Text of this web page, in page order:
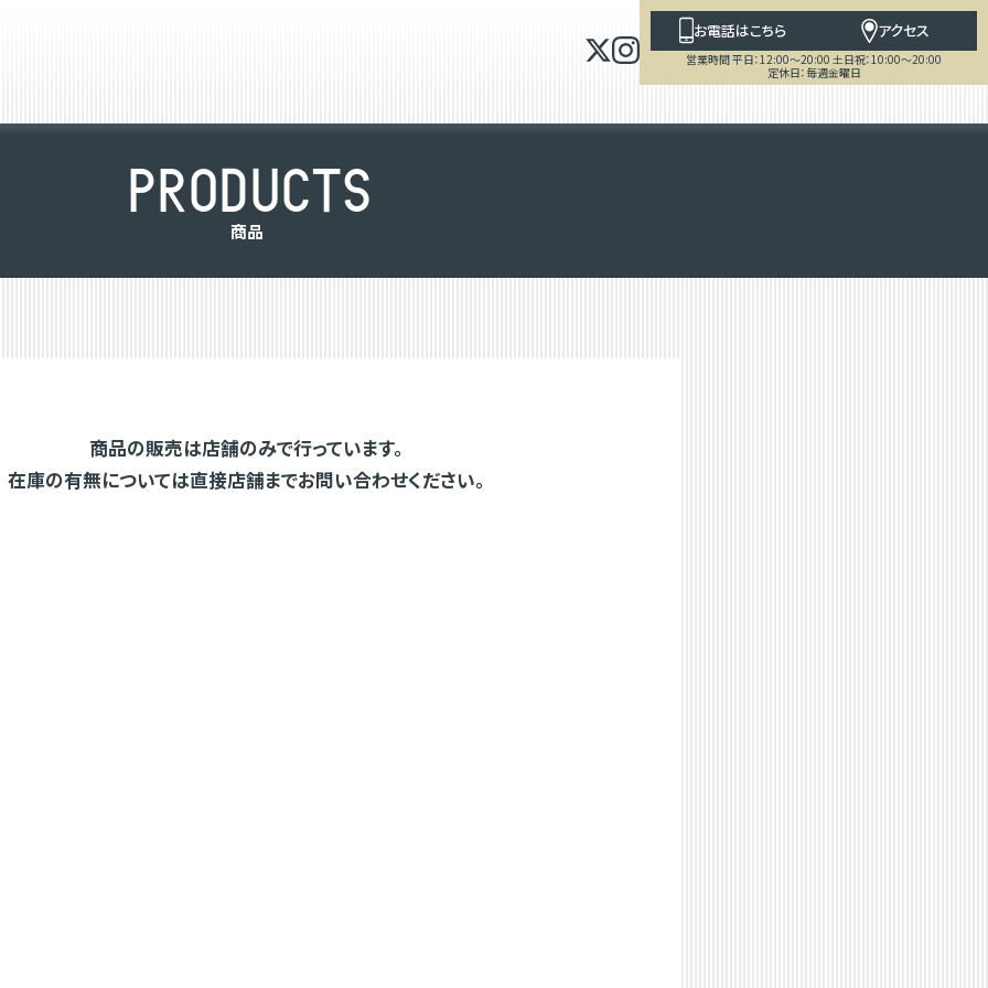
お電話はこちら アクセス
営業時間 平日：12:00～20:00 土日祝：10:00～20:00
定休日：毎週金曜日
PRODUCTS
商品
商品の販売は店舗のみで行っています。
在庫の有無については直接店舗までお問い合わせください。